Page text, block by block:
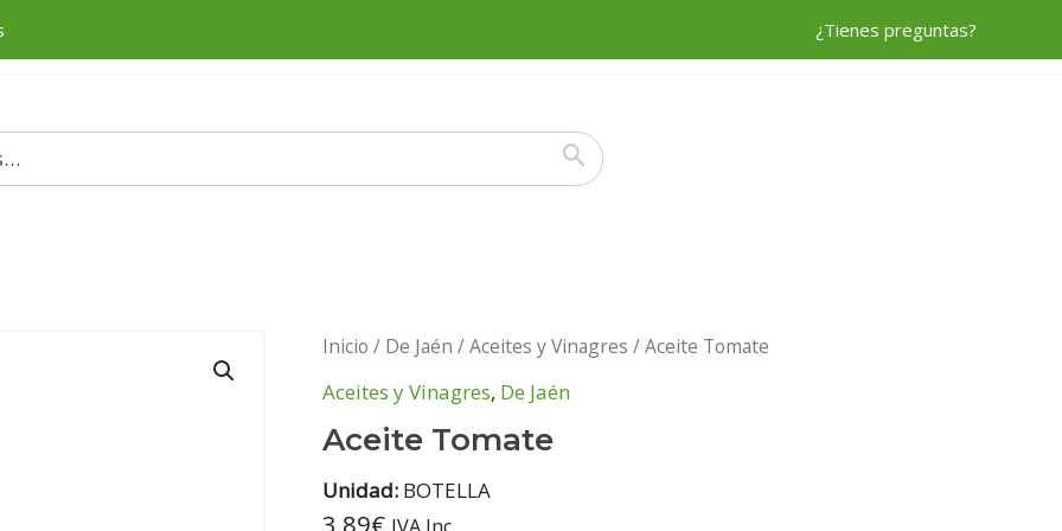
¿Tienes preguntas?
Inicio / De Jaén /Aceites y Vinagres / Aceite Tomate
Aceites y Vinagres, De Jaén
Aceite Tomate
Unidad: BOTELLA
3,89€